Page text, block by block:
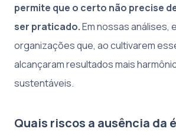
permite que o certo não precise
ser praticado.Em nossas análises,
organizações que, ao cultivarem
alcançaram resultados mais
sustentáveis.
Quais riscos a ausência da